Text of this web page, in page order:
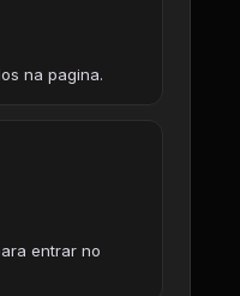
na pagina.
entrar no